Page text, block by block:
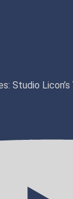
Studio